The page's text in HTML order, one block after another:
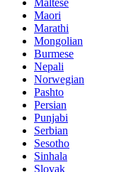
Maltese
Maori
Marathi
Mongolian
Burmese
Nepali
Norwegian
Pashto
Persian
Punjabi
Serbian
Sesotho
Sinhala
Slovak